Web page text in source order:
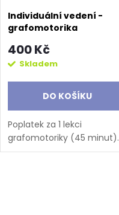
Individuální vedení -
grafomotorika
400 Kč
Skladem
DO KOŠÍKU
Poplatek za 1 lekci
grafomotoriky (45 minut).